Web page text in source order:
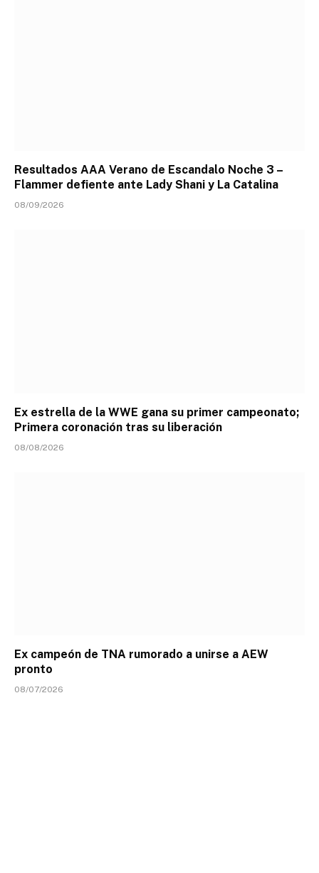
Resultados AAA Verano de Escandalo Noche 3 –
Flammer defiente ante Lady Shani y La Catalina
08/09/2026
Ex estrella de la WWE gana su primer campeonato;
Primera coronación tras su liberación
08/08/2026
Ex campeón de TNA rumorado a unirse a AEW
pronto
08/07/2026